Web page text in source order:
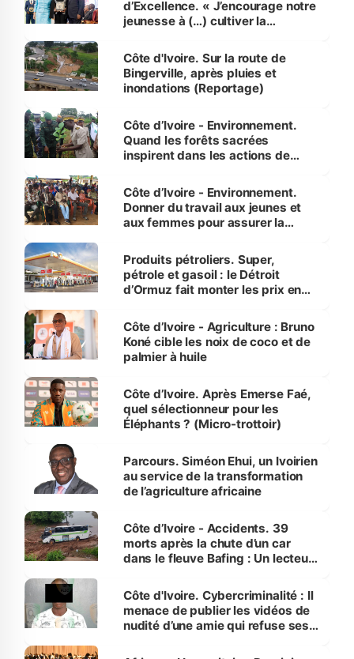
d’Excellence. « J’encourage notre
jeunesse à (…) cultiver la
(Alassane Ouattara
Côte d'Ivoire. Sur la route de
Bingerville, après pluies et
inondations (Reportage)
Côte d’Ivoire - Environnement.
Quand les forêts sacrées
inspirent dans les actions de
Côte d’Ivoire - Environnement.
Donner du travail aux jeunes et
aux femmes pour assurer la
menacées
Produits pétroliers. Super,
pétrole et gasoil : le Détroit
d’Ormuz fait monter les prix en
Côte d’Ivoire - Agriculture : Bruno
Koné cible les noix de coco et de
palmier à huile
Côte d’Ivoire. Après Emerse Faé,
quel sélectionneur pour les
Éléphants ? (Micro-trottoir)
Parcours. Siméon Ehui, un Ivoirien
au service de la transformation
de l’agriculture africaine
Côte d’Ivoire - Accidents. 39
morts après la chute d’un car
dans le fleuve Bafing : Un lecteur
des Transports
Côte d'Ivoire. Cybercriminalité : Il
menace de publier les vidéos de
nudité d’une amie qui refuse ses